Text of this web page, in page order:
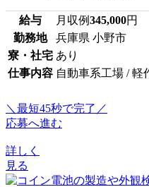
給与 月収例345,000円
勤務地
兵庫県 小野市
寮・社宅 あり
仕事内容 自動車系工場 / 軽
＼最短45秒で完了／
応募へ進む
詳しく
見る